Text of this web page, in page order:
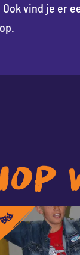
vind je er